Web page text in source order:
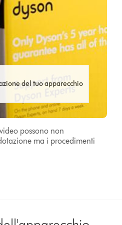
del tuo apparecchio
possono non
ma i procedimenti